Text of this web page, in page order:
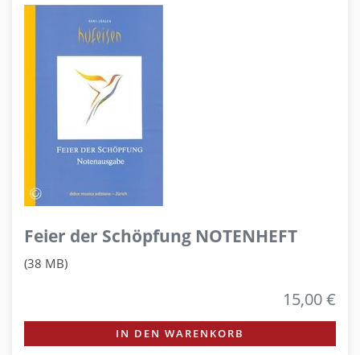
Feier der Schöpfung NOTENHEFT
(38 MB)
15,00 €
IN DEN WARENKORB